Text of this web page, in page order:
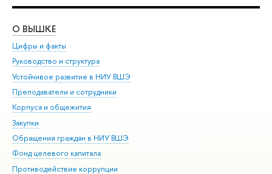
О ВЫШКЕ
Цифры и факты
Руководство и структура
Устойчивое развитие в НИУ ВШЭ
Преподаватели и сотрудники
Корпуса и общежития
Закупки
Обращения граждан в НИУ ВШЭ
Фонд целевого капитала
Противодействие коррупции